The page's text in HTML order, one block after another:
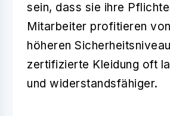
sein, dass sie ihre
Mitarbeiter profitieren
höheren
zertifizierte Kleidung oft
und widerstandsfähiger.